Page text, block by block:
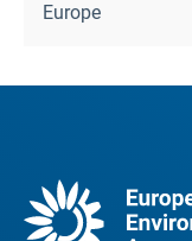
Europe